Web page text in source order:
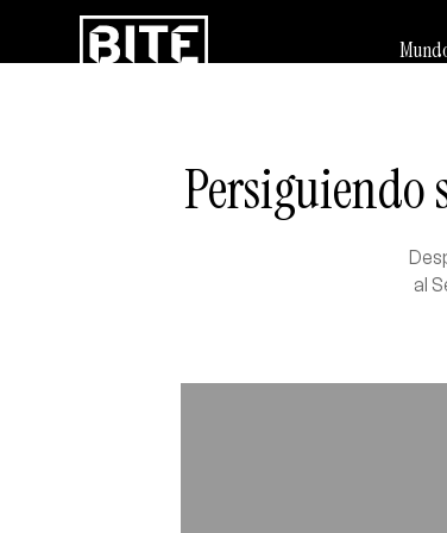
Persiguiendo
al